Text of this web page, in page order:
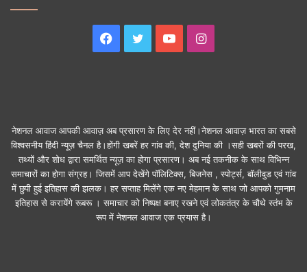
Facebook
Twitter YouTubeInstagram
नेशनल आवाज आपकी आवाज़ अब प्रसारण के लिए देर नहीं।नेशनल आवाज़ भारत का सबसे
विश्वसनीय हिंदी न्यूज़ चैनल है।होंगी खबरें हर गांव की, देश दुनिया की ।सही खबरों की परख,
तथ्यों और शोध द्वारा समर्थित न्यूज़ का होगा प्रसारण। अब नई तकनीक के साथ विभिन्न
समाचारों का होगा संग्रह। जिसमें आप देखेंगे पॉलिटिक्स, बिजनेस , स्पोर्ट्स, बॉलीवुड एवं गांव
में छुपी हुई इतिहास की झलक। हर सप्ताह मिलेंगे एक नए मेहमान के साथ जो आपको गुमनाम
इतिहास से करायेंगे रूबरू । समाचार को निष्पक्ष बनाए रखने एवं लोकतंत्र के चौथे स्तंभ के
रूप में नेशनल आवाज एक प्रयास है।